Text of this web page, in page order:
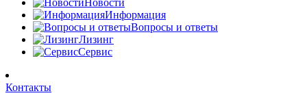
Новости
Информация
Вопросы и ответы
Лизинг
Сервис
Контакты